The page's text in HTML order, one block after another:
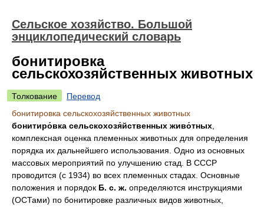
Сельское хозяйство. Большой
энциклопедический словарь
бонитировка
сельскохозяйственных животных
Толкование
Перевод
бонитировка сельскохозяйственных животных
бонитиро́вка сельскохозя́йственных живо́тных
комплексная оценка племенных животных для определения
порядка их дальнейшего использования. Одно из основных
массовых мероприятий по улучшению стад. В СССР
проводится (с 1934) во всех племенных стадах. Основные
положения и порядок Б. с. ж. определяются инструкциями
(ОСТами) по бонитировке различных видов животных,